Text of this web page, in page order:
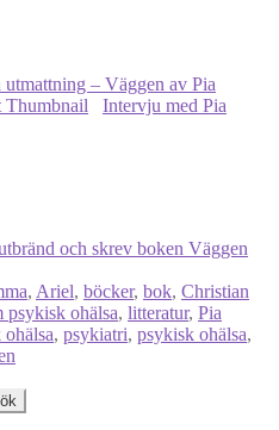
– Väggen av Pia
Intervju med Pia
och skrev boken Väggen
, Ariel, böcker, bok, Christian
psykisk ohälsa, litteratur, Pia
, psykiatri, psykisk ohälsa,